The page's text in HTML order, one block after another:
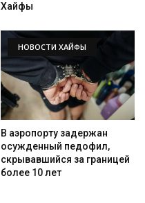
Хайфы
НОВОСТИ ХАЙФЫ
В аэропорту задержан
осужденный педофил,
скрывавшийся за границей
более 10 лет